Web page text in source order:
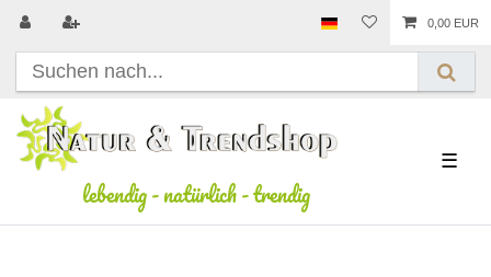
0,00 EUR
lebendig-natürlich-trendig
☰